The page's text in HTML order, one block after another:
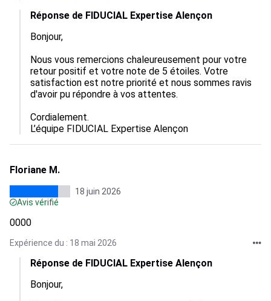
Réponse de FIDUCIAL Expertise Alençon
Bonjour,
Nous vous remercions chaleureusement pour votre
retour positif et votre note de 5 étoiles. Votre
satisfaction est notre priorité et nous sommes ravis
d'avoir pu répondre à vos attentes.
Cordialement.
L’équipe FIDUCIAL Expertise Alençon
Floriane M.
18 juin 2026
Avis vérifié
0000
Expérience du : 18 mai 2026
Réponse de FIDUCIAL Expertise Alençon
Bonjour,